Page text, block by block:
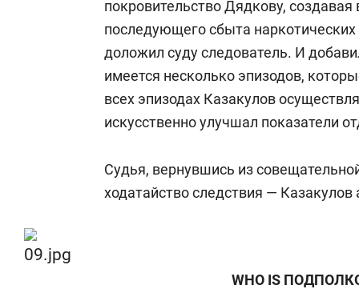
покровительство Дядкову,
последующего сбыта
доложил суду следователь. И
имеется несколько эпизодов,
всех эпизодах Казакулов
искусственно улучшал показатели
Судья, вернувшись из
ходатайство следствия —
WHO IS